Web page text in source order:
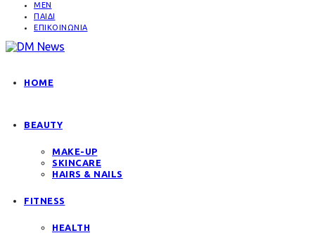
MEN
ΠΑΙΔΙ
ΕΠΙΚΟΙΝΩΝΙΑ
HOME
BEAUTY
MAKE-UP
SKINCARE
HAIRS & NAILS
FITNESS
HEALTH